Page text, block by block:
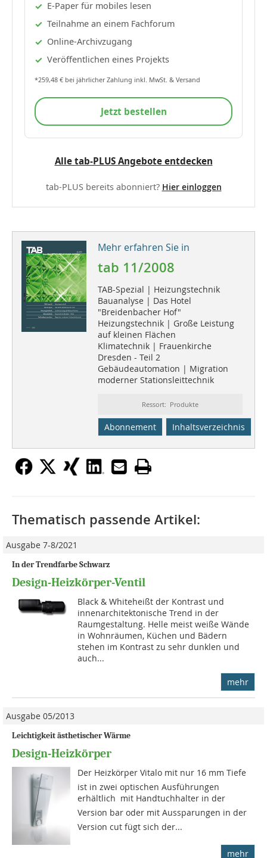
E-Paper für mobiles lesen
Teilnahme an einem Fachforum
Online-Archivzugang
Veröffentlichen eines Projekts
*259,48 € bei jährlicher Zahlung inkl. MwSt. & Versand
Jetzt bestellen
Alle tab-PLUS Angebote entdecken
tab-PLUS bereits abonniert? Hier einloggen
Mehr erfahren Sie in
tab 11/2008
TAB-Spezial | Heizungstechnik
Bauanalyse | Das Hotel
"Breidenbacher Hof"
Heizungstechnik | Große Leistung
auf kleinen Flächen
Klimatechnik | Frauenkirche
Dresden - Teil 2
Gebäudeautomation | Migration
moderner Stationsleittechnik
Ressort: Produkte
Abonnement Inhaltsverzeichnis
Thematisch passende Artikel:
Ausgabe 7-8/2021
In der Trendfarbe Schwarz
Design-Heizkörper-Ventil
Black & Whiteheißt der Kontrast und
innenarchitektonische Trend in der
Raumgestaltung. Helle meist weiße Wände
in Wohnräumen, Küchen und Bädern
stehen im Kontrast zu sehr dunklen und
auch...
mehr
Ausgabe 05/2013
Leichtigkeit ästhetischer Wärme
Design-Heizkörper
Der Heizkörper Vitalo mit nur 16 mm Tiefe
ist in zwei optischen Ausführungen
erhältlich  mit Handtuchhalter in der
Version bar oder mit Aussparungen in der
Version cut fügt sich der...
mehr